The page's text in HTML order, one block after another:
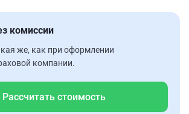
комиссии
же, как при оформлении
компании.
Рассчитать стоимость